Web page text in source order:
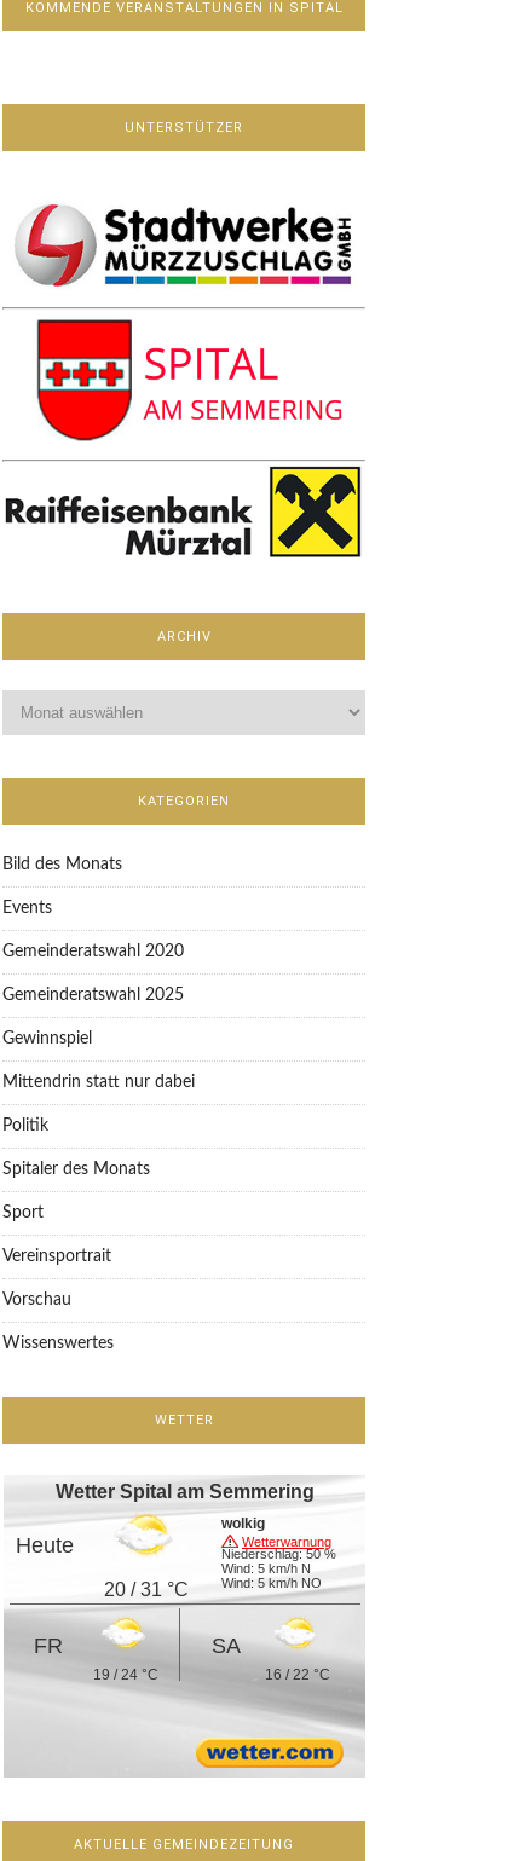
KOMMENDE VERANSTALTUNGEN IN SPITAL
UNTERSTÜTZER
ARCHIV
KATEGORIEN
Bild des Monats
Events
Gemeinderatswahl 2020
Gemeinderatswahl 2025
Gewinnspiel
Mittendrin statt nur dabei
Politik
Spitaler des Monats
Sport
Vereinsportrait
Vorschau
Wissenswertes
WETTER
Wetter Spital am Semmering
Heute
20 / 31 °C
Wetterwarnung
wolkig
Niederschlag: 50 %
Wind: 5 km/h N
Wind: 5 km/h NO
FR
19 / 24 °C
SA
16 / 22 °C
AKTUELLE GEMEINDEZEITUNG